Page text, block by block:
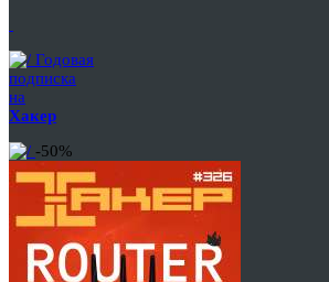
Годовая
подписка
на
Хакер
-50%